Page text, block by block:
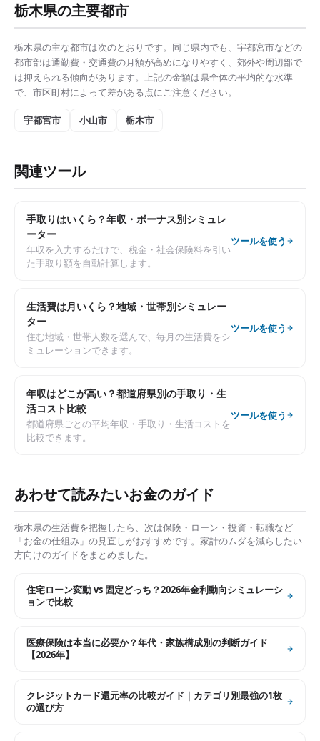
栃木県の主要都市
栃木県の主な都市は次のとおりです。同じ県内でも、 宇都宮市などの
都市部は通勤費・交通費の月額が高めになりやすく、郊外や周辺部で
は抑えられる傾向があります。上記の金額は県全体の平均的な水準
で、市区町村によって差がある点にご注意ください。
宇都宮市 小山市 栃木市
関連ツール
手取りはいくら？年収・ボーナス別シミュレ
ーター
年収を入力するだけで、税金・社会保険料を引い
た手取り額を自動計算します。
ツールを使う
生活費は月いくら？地域・世帯別シミュレー
ター
住む地域・世帯人数を選んで、毎月の生活費をシ
ミュレーションできます。
ツールを使う
年収はどこが高い？都道府県別の手取り・生
活コスト比較
都道府県ごとの平均年収・手取り・生活コストを
比較できます。
ツールを使う
あわせて読みたいお金のガイド
栃木県の生活費を把握したら、次は保険・ローン・投資・転職など
「お金の仕組み」の見直しがおすすめです。家計のムダを減らしたい
方向けのガイドをまとめました。
住宅ローン変動 vs 固定どっち？2026年金利動向シミュレーシ
ョンで比較
医療保険は本当に必要か？年代・家族構成別の判断ガイド
【2026年】
クレジットカード還元率の比較ガイド｜カテゴリ別最強の1枚
の選び方